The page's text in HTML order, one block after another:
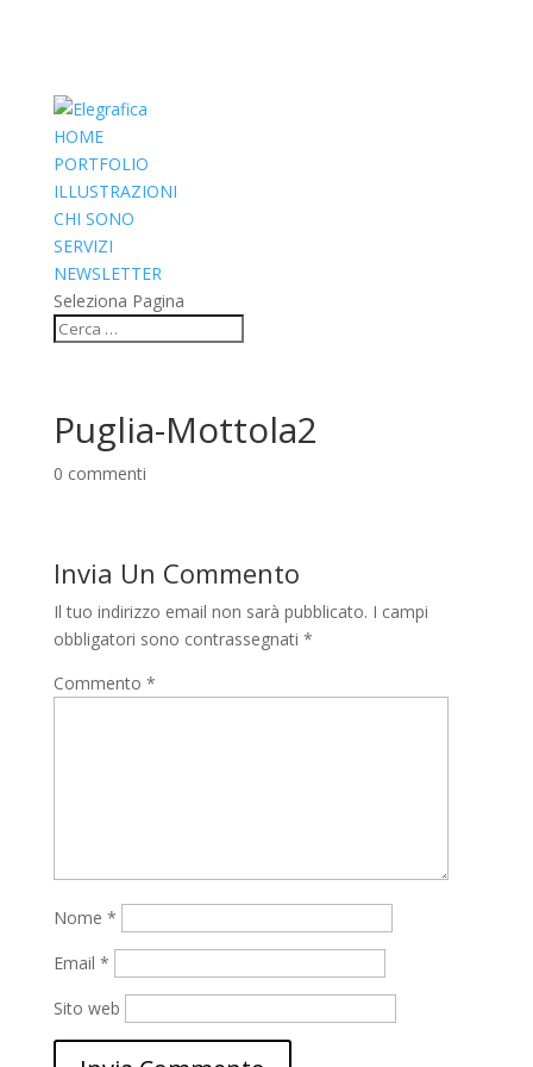
HOME
PORTFOLIO
ILLUSTRAZIONI
CHI SONO
SERVIZI
NEWSLETTER
Seleziona Pagina
Puglia-Mottola2
0 commenti
Invia Un Commento
Il tuo indirizzo email non sarà pubblicato. I campi
obbligatori sono contrassegnati *
Commento *
Nome *
Email *
Sito web